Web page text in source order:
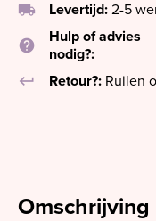
local_shipping Levertijd: 2-5
help
Hulp of advies
nodig?:
keyboard_return
Retour?: Ruilen
Omschrijving